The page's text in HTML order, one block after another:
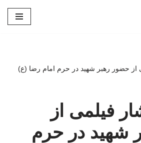
از حضور رهبر شهید در حرم امام رضا (ع)
فیلمی از
شهید در حرم